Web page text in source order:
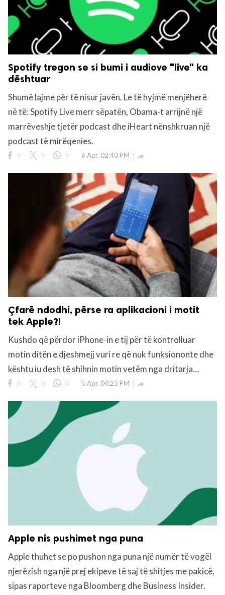
Spotify tregon se si bumi i audiove "live" ka
dështuar
Shumë lajme për të nisur javën. Le të hyjmë menjëherë
në të: Spotify Live merr sëpatën, Obama-t arrijnë një
marrëveshje tjetër podcast dhe iHeart nënshkruan një
podcast të mirëqenies.
0 0 0 6 Apr, 02:40 PM 
Çfarë ndodhi, përse ra aplikacioni i motit
tek Apple?!
Kushdo që përdor iPhone-in e tij për të kontrolluar
motin ditën e djeshmejj vuri re që nuk funksiononte dhe
kështu iu desh të shihnin motin vetëm nga dritarja…
0 0 0 5 Apr, 04:25 PM 
Apple nis pushimet nga puna
Apple thuhet se po pushon nga puna një numër të vogël
njerëzish nga një prej ekipeve të saj të shitjes me pakicë,
sipas raporteve nga Bloomberg dhe Business Insider.